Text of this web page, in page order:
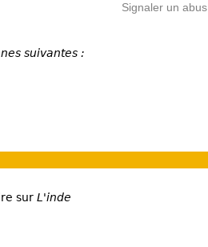
Signaler un abus
suivantes :
sur L'inde